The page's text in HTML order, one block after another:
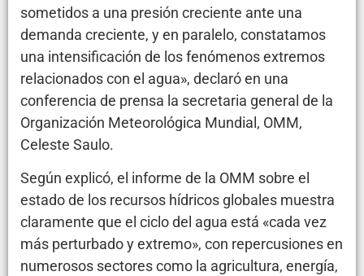
sometidos a una presión creciente ante una
demanda creciente, y en paralelo, constatamos
una intensificación de los fenómenos extremos
relacionados con el agua», declaró en una
conferencia de prensa la secretaria general de la
Organización Meteorológica Mundial, OMM,
Celeste Saulo.
Según explicó, el informe de la OMM sobre el
estado de los recursos hídricos globales muestra
claramente que el ciclo del agua está «cada vez
más perturbado y extremo», con repercusiones en
numerosos sectores como la agricultura, energía,